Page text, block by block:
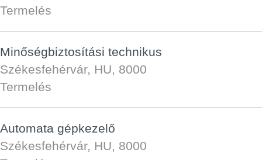
Termelés
Minőségbiztosítási technikus
Székesfehérvár, HU, 8000
Termelés
Automata gépkezelő
Székesfehérvár, HU, 8000